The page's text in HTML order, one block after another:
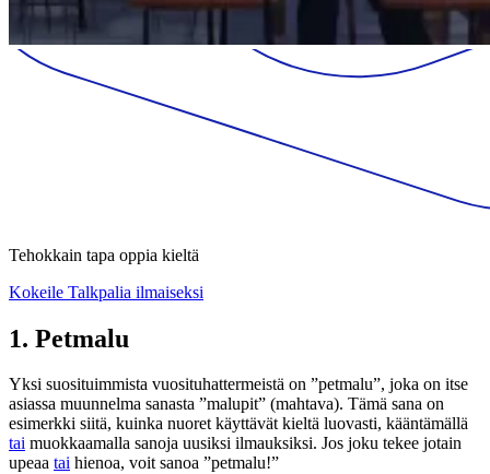
Tehokkain tapa oppia kieltä
Kokeile Talkpalia ilmaiseksi
1. Petmalu
Yksi suosituimmista vuosituhattermeistä on ”petmalu”, joka on itse
asiassa muunnelma sanasta ”malupit” (mahtava). Tämä sana on
esimerkki siitä, kuinka nuoret käyttävät kieltä luovasti, kääntämällä
tai muokkaamalla sanoja uusiksi ilmauksiksi. Jos joku tekee jotain
upeaa tai hienoa, voit sanoa ”petmalu!”